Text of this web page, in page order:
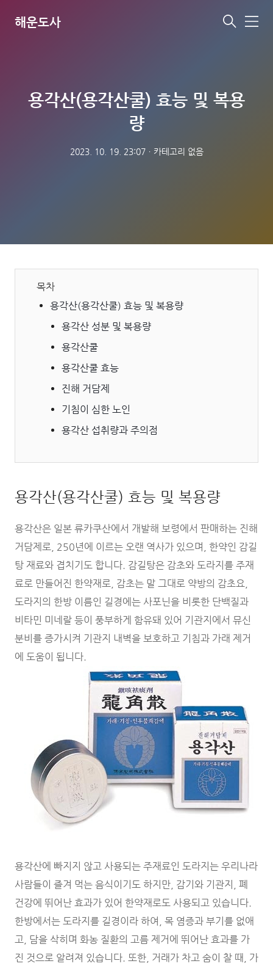
해운도사
메
용각산(용각산쿨) 효능 및 복용
량
2023. 10. 19. 23:07ㆍ 카테고리 없음
목차
용각산(용각산쿨) 효능 및 복용량
용각산 성분 및 복용량
용각산쿨
용각산쿨 효능
진해 거담제
기침이 심한 노인
용각산 섭취량과 주의점
용각산(용각산쿨) 효능 및 복용량
용각산은 일본 류카쿠산에서 개발해 보령에서 판매하는 진해
거담제로, 250년에 이르는 오랜 역사가 있으며, 한약인 감길
탕 재료와 겹치기도 합니다. 감길탕은 감초와 도라지를 주재
료로 만들어진 한약재로, 감초는 말 그대로 약방의 감초요,
도라지의 한방 이름인 길경에는 사포닌을 비롯한 단백질과
비타민 미네랄 등이 풍부하게 함유돼 있어 기관지에서 뮤신
분비를 증가시켜 기관지 내벽을 보호하고 기침과 가래 제거
에 도움이 됩니다.
용각산에 빠지지 않고 사용되는 주재료인 도라지는 우리나라
사람들이 즐겨 먹는 음식이기도 하지만, 감기와 기관지, 폐
건강에 뛰어난 효과가 있어 한약재로도 사용되고 있습니다.
한방에서는 도라지를 길경이라 하여, 목 염증과 부기를 없애
고, 담을 삭히며 화농 질환의 고름 제거에 뛰어난 효과를 가
진 것으로 알려져 있습니다. 또한, 거래가 차고 숨이 찰 때, 가